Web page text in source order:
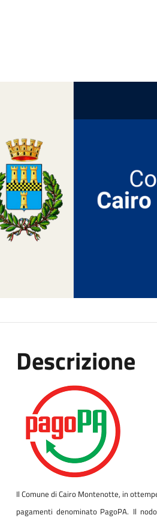
Descrizione
Il Comune di Cairo Montenotte, in
pagamenti denominato PagoPA. Il